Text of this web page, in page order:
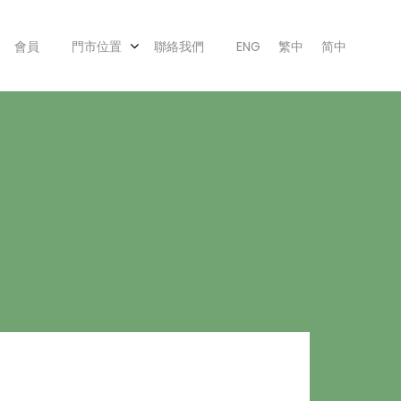
會員 門市位置 聯絡我們 ENG 繁中 简中